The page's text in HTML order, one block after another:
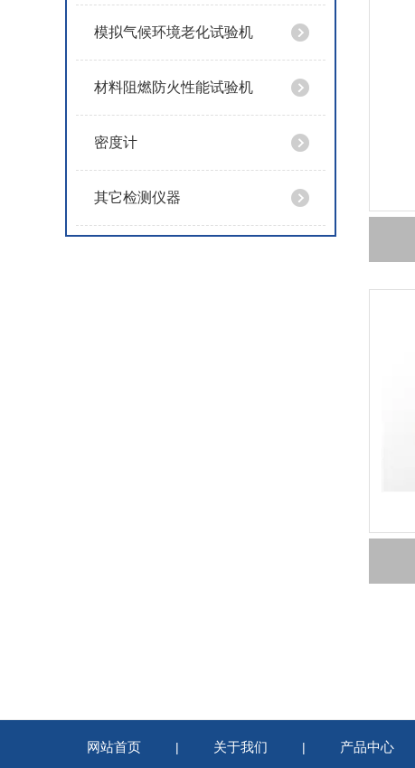
模拟气候环境老化试验机
材料阻燃防火性能试验机
密度计
其它检测仪器
网站首页 | 关于我们 | 产品中心